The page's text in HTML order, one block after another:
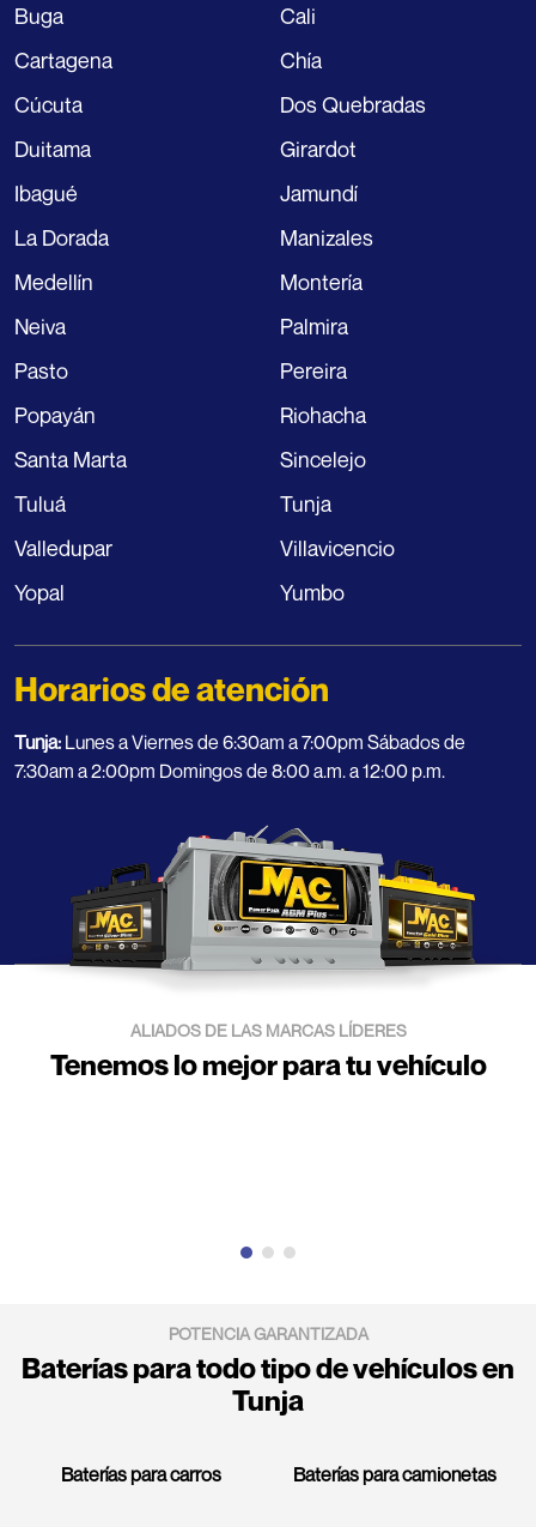
Buga
Cali
Cartagena
Chía
Cúcuta
Dos Quebradas
Duitama
Girardot
Ibagué
Jamundí
La Dorada
Manizales
Medellín
Montería
Neiva
Palmira
Pasto
Pereira
Popayán
Riohacha
Santa Marta
Sincelejo
Tuluá
Tunja
Valledupar
Villavicencio
Yopal
Yumbo
Horarios de atención
Tunja: Lunes a Viernes de 6:30am a 7:00pm Sábados de
7:30am a 2:00pm Domingos de 8:00 a.m. a 12:00 p.m.
ALIADOS DE LAS MARCAS LÍDERES
Tenemos lo mejor para tu vehículo
POTENCIA GARANTIZADA
Baterías para todo tipo de vehículos en
Tunja
Baterías para carros Baterías para camionetas